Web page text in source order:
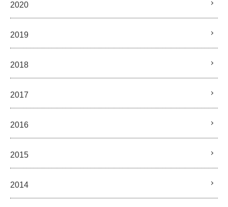
2020
2019
2018
2017
2016
2015
2014